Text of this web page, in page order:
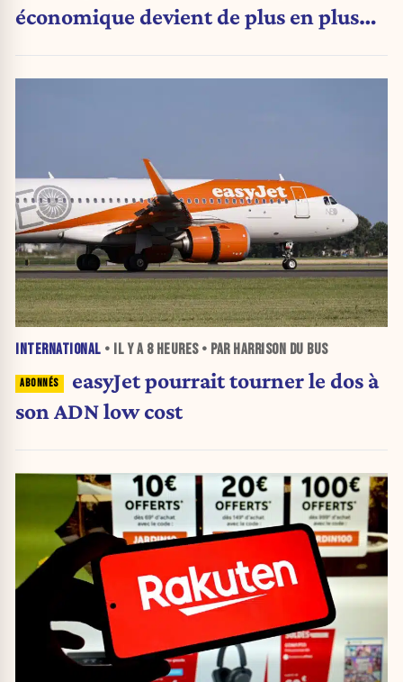
économique devient de plus en plus
INTERNATIONAL • IL Y A 8 HEURES• PAR HARRISON DU BUS
easyJet pourrait tourner le dos à
son ADN low cost